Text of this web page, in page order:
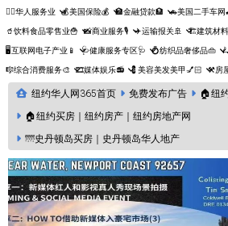
🤵‍♀️华人服务业 💰美国保险💰 🏦金融贷款🏦 🚗美国二手车网
🥤饮料食品零售业🍟 📸商业服务🎙️ ✈️运输报关🚢 🏗️建筑材
🖥️互联网电子产业📱 🩺健康服务专区🩺 💍纺织品奢侈品👜
🎼综合消费服务🎨 🎞️媒体娱乐📻 💈美容美发美甲💅🏻 ⚒️房
纽约华人网365首页 免费发布广告
🏠纽
🏠纽约买房｜纽约房产｜纽约房地产网
🌁史丹顿岛买房｜史丹顿岛华人地产